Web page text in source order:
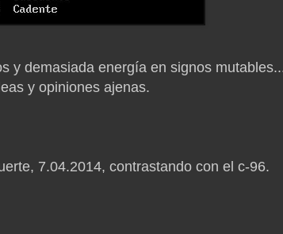
y demasiada energía en signos
y opiniones ajenas.
7.04.2014, contrastando con el c-96.